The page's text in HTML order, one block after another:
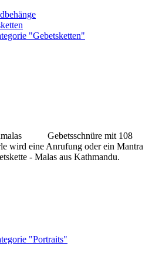
"Gebetsketten"
Gebetsschnüre mit 108
wird eine Anrufung oder ein Mantra
- Malas aus Kathmandu.
"Portraits"